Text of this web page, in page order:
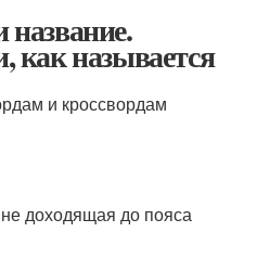
как называется
и кроссвордам
доходящая до пояса